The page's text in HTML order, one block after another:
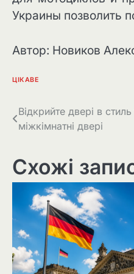
Украины позволить
Автор: Новиков
ЦІКАВЕ
Навігація
Відкрийте двері в
міжкімнатні двері
Схожі